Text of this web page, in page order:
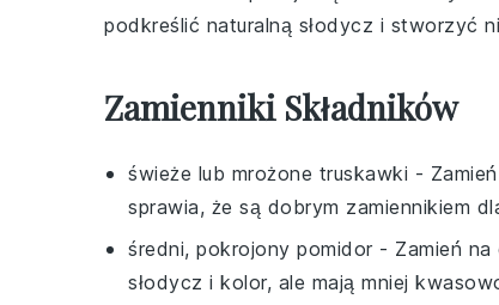
podkreślić naturalną słodycz i stworzyć
Zamienniki Składników
świeże lub mrożone truskawki -
sprawia, że są dobrym zamiennikiem
średni, pokrojony pomidor - Zamień na
słodycz i kolor, ale mają mniej